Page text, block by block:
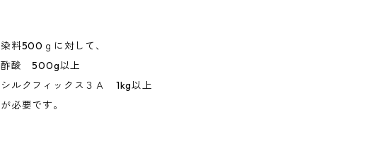
染料500ｇに対して、
酢酸 500g以上
シルクフィックス３Ａ 1kg以上
が必要です。